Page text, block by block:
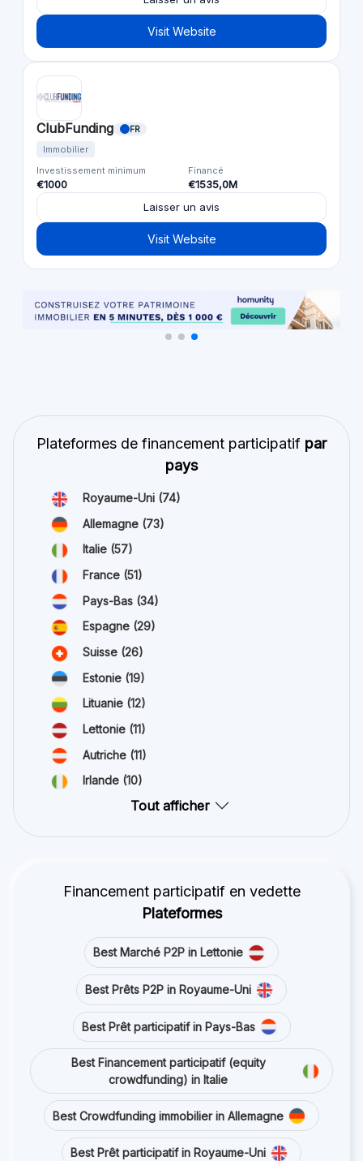
Visit Website
ClubFunding FR
Immobilier
Investissement minimum
€1000
Financé
€1535,0M
Laisser un avis
Visit Website
Plateformes de financement participatif par
pays
Royaume-Uni (74)
Allemagne (73)
Italie (57)
France (51)
Pays-Bas (34)
Espagne (29)
Suisse (26)
Estonie (19)
Lituanie (12)
Lettonie (11)
Autriche (11)
Irlande (10)
Tout afficher
Financement participatif en vedette
Plateformes
Best Marché P2P in Lettonie
Best Prêts P2P in Royaume-Uni
Best Prêt participatif in Pays-Bas
Best Financement participatif (equity
crowdfunding) in Italie
Best Crowdfunding immobilier in Allemagne
Best Prêt participatif in Royaume-Uni